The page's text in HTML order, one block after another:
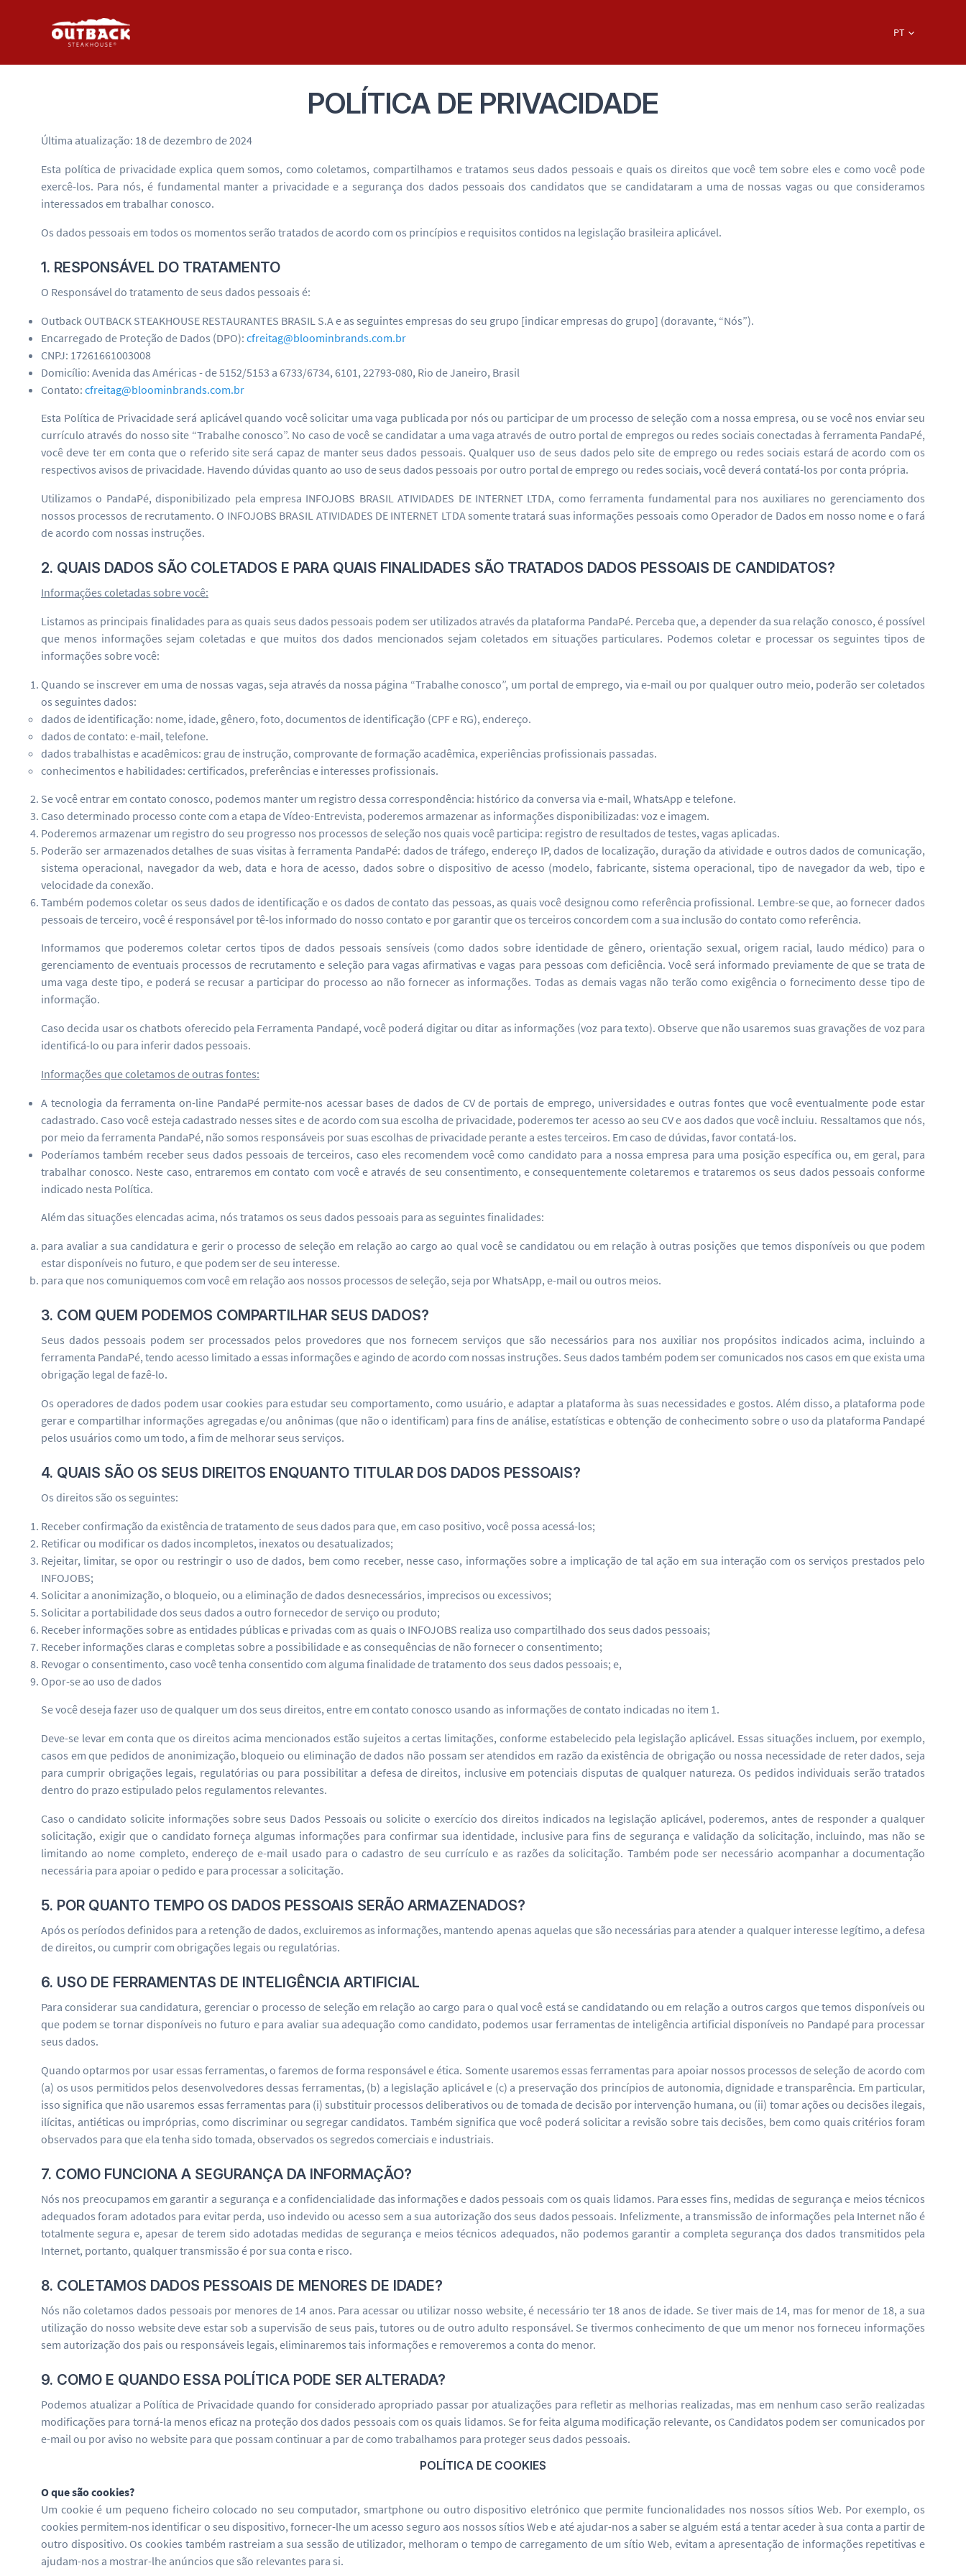
PT
POLÍTICA DE PRIVACIDADE
Última atualização: 18 de dezembro de 2024
Esta política de privacidade explica quem somos, como coletamos, compartilhamos e tratamos seus dados pessoais e quais os direitos que você tem sobre eles e como você pode
exercê-los. Para nós, é fundamental manter a privacidade e a segurança dos dados pessoais dos candidatos que se candidataram a uma de nossas vagas ou que consideramos
interessados em trabalhar conosco.
Os dados pessoais em todos os momentos serão tratados de acordo com os princípios e requisitos contidos na legislação brasileira aplicável.
1. RESPONSÁVEL DO TRATAMENTO
O Responsável do tratamento de seus dados pessoais é:
Outback OUTBACK STEAKHOUSE RESTAURANTES BRASIL S.A e as seguintes empresas do seu grupo [indicar empresas do grupo] (doravante, “Nós”).
Encarregado de Proteção de Dados (DPO): cfreitag@bloominbrands.com.br
CNPJ: 17261661003008
Domicílio: Avenida das Américas - de 5152/5153 a 6733/6734, 6101, 22793-080, Rio de Janeiro, Brasil
Contato: cfreitag@bloominbrands.com.br
Esta Política de Privacidade será aplicável quando você solicitar uma vaga publicada por nós ou participar de um processo de seleção com a nossa empresa, ou se você nos enviar seu
currículo através do nosso site “Trabalhe conosco”. No caso de você se candidatar a uma vaga através de outro portal de empregos ou redes sociais conectadas à ferramenta PandaPé,
você deve ter em conta que o referido site será capaz de manter seus dados pessoais. Qualquer uso de seus dados pelo site de emprego ou redes sociais estará de acordo com os
respectivos avisos de privacidade. Havendo dúvidas quanto ao uso de seus dados pessoais por outro portal de emprego ou redes sociais, você deverá contatá-los por conta própria.
Utilizamos o PandaPé, disponibilizado pela empresa INFOJOBS BRASIL ATIVIDADES DE INTERNET LTDA, como ferramenta fundamental para nos auxiliares no gerenciamento dos
nossos processos de recrutamento. O INFOJOBS BRASIL ATIVIDADES DE INTERNET LTDA somente tratará suas informações pessoais como Operador de Dados em nosso nome e o fará
de acordo com nossas instruções.
2. QUAIS DADOS SÃO COLETADOS E PARA QUAIS FINALIDADES SÃO TRATADOS DADOS PESSOAIS DE CANDIDATOS?
Informações coletadas sobre você:
Listamos as principais finalidades para as quais seus dados pessoais podem ser utilizados através da plataforma PandaPé. Perceba que, a depender da sua relação conosco, é possível
que menos informações sejam coletadas e que muitos dos dados mencionados sejam coletados em situações particulares. Podemos coletar e processar os seguintes tipos de
informações sobre você:
Quando se inscrever em uma de nossas vagas, seja através da nossa página “Trabalhe conosco”, um portal de emprego, via e-mail ou por qualquer outro meio, poderão ser coletados
os seguintes dados:
dados de identificação: nome, idade, gênero, foto, documentos de identificação (CPF e RG), endereço.
dados de contato: e-mail, telefone.
dados trabalhistas e acadêmicos: grau de instrução, comprovante de formação acadêmica, experiências profissionais passadas.
conhecimentos e habilidades: certificados, preferências e interesses profissionais.
Se você entrar em contato conosco, podemos manter um registro dessa correspondência: histórico da conversa via e-mail, WhatsApp e telefone.
Caso determinado processo conte com a etapa de Vídeo-Entrevista, poderemos armazenar as informações disponibilizadas: voz e imagem.
Poderemos armazenar um registro do seu progresso nos processos de seleção nos quais você participa: registro de resultados de testes, vagas aplicadas.
Poderão ser armazenados detalhes de suas visitas à ferramenta PandaPé: dados de tráfego, endereço IP, dados de localização, duração da atividade e outros dados de comunicação,
sistema operacional, navegador da web, data e hora de acesso, dados sobre o dispositivo de acesso (modelo, fabricante, sistema operacional, tipo de navegador da web, tipo e
velocidade da conexão.
Também podemos coletar os seus dados de identificação e os dados de contato das pessoas, as quais você designou como referência profissional. Lembre-se que, ao fornecer dados
pessoais de terceiro, você é responsável por tê-los informado do nosso contato e por garantir que os terceiros concordem com a sua inclusão do contato como referência.
Informamos que poderemos coletar certos tipos de dados pessoais sensíveis (como dados sobre identidade de gênero, orientação sexual, origem racial, laudo médico) para o
gerenciamento de eventuais processos de recrutamento e seleção para vagas afirmativas e vagas para pessoas com deficiência. Você será informado previamente de que se trata de
uma vaga deste tipo, e poderá se recusar a participar do processo ao não fornecer as informações. Todas as demais vagas não terão como exigência o fornecimento desse tipo de
informação.
Caso decida usar os chatbots oferecido pela Ferramenta Pandapé, você poderá digitar ou ditar as informações (voz para texto). Observe que não usaremos suas gravações de voz para
identificá-lo ou para inferir dados pessoais.
Informações que coletamos de outras fontes:
A tecnologia da ferramenta on-line PandaPé permite-nos acessar bases de dados de CV de portais de emprego, universidades e outras fontes que você eventualmente pode estar
cadastrado. Caso você esteja cadastrado nesses sites e de acordo com sua escolha de privacidade, poderemos ter acesso ao seu CV e aos dados que você incluiu. Ressaltamos que nós,
por meio da ferramenta PandaPé, não somos responsáveis por suas escolhas de privacidade perante a estes terceiros. Em caso de dúvidas, favor contatá-los.
Poderíamos também receber seus dados pessoais de terceiros, caso eles recomendem você como candidato para a nossa empresa para uma posição específica ou, em geral, para
trabalhar conosco. Neste caso, entraremos em contato com você e através de seu consentimento, e consequentemente coletaremos e trataremos os seus dados pessoais conforme
indicado nesta Política.
Além das situações elencadas acima, nós tratamos os seus dados pessoais para as seguintes finalidades:
para avaliar a sua candidatura e gerir o processo de seleção em relação ao cargo ao qual você se candidatou ou em relação à outras posições que temos disponíveis ou que podem
estar disponíveis no futuro, e que podem ser de seu interesse.
para que nos comuniquemos com você em relação aos nossos processos de seleção, seja por WhatsApp, e-mail ou outros meios.
3. COM QUEM PODEMOS COMPARTILHAR SEUS DADOS?
Seus dados pessoais podem ser processados pelos provedores que nos fornecem serviços que são necessários para nos auxiliar nos propósitos indicados acima, incluindo a
ferramenta PandaPé, tendo acesso limitado a essas informações e agindo de acordo com nossas instruções. Seus dados também podem ser comunicados nos casos em que exista uma
obrigação legal de fazê-lo.
Os operadores de dados podem usar cookies para estudar seu comportamento, como usuário, e adaptar a plataforma às suas necessidades e gostos. Além disso, a plataforma pode
gerar e compartilhar informações agregadas e/ou anônimas (que não o identificam) para fins de análise, estatísticas e obtenção de conhecimento sobre o uso da plataforma Pandapé
pelos usuários como um todo, a fim de melhorar seus serviços.
4. QUAIS SÃO OS SEUS DIREITOS ENQUANTO TITULAR DOS DADOS PESSOAIS?
Os direitos são os seguintes:
Receber confirmação da existência de tratamento de seus dados para que, em caso positivo, você possa acessá-los;
Retificar ou modificar os dados incompletos, inexatos ou desatualizados;
Rejeitar, limitar, se opor ou restringir o uso de dados, bem como receber, nesse caso, informações sobre a implicação de tal ação em sua interação com os serviços prestados pelo
INFOJOBS;
Solicitar a anonimização, o bloqueio, ou a eliminação de dados desnecessários, imprecisos ou excessivos;
Solicitar a portabilidade dos seus dados a outro fornecedor de serviço ou produto;
Receber informações sobre as entidades públicas e privadas com as quais o INFOJOBS realiza uso compartilhado dos seus dados pessoais;
Receber informações claras e completas sobre a possibilidade e as consequências de não fornecer o consentimento;
Revogar o consentimento, caso você tenha consentido com alguma finalidade de tratamento dos seus dados pessoais; e,
Opor-se ao uso de dados
Se você deseja fazer uso de qualquer um dos seus direitos, entre em contato conosco usando as informações de contato indicadas no item 1.
Deve-se levar em conta que os direitos acima mencionados estão sujeitos a certas limitações, conforme estabelecido pela legislação aplicável. Essas situações incluem, por exemplo,
casos em que pedidos de anonimização, bloqueio ou eliminação de dados não possam ser atendidos em razão da existência de obrigação ou nossa necessidade de reter dados, seja
para cumprir obrigações legais, regulatórias ou para possibilitar a defesa de direitos, inclusive em potenciais disputas de qualquer natureza. Os pedidos individuais serão tratados
dentro do prazo estipulado pelos regulamentos relevantes.
Caso o candidato solicite informações sobre seus Dados Pessoais ou solicite o exercício dos direitos indicados na legislação aplicável, poderemos, antes de responder a qualquer
solicitação, exigir que o candidato forneça algumas informações para confirmar sua identidade, inclusive para fins de segurança e validação da solicitação, incluindo, mas não se
limitando ao nome completo, endereço de e-mail usado para o cadastro de seu currículo e as razões da solicitação. Também pode ser necessário acompanhar a documentação
necessária para apoiar o pedido e para processar a solicitação.
5. POR QUANTO TEMPO OS DADOS PESSOAIS SERÃO ARMAZENADOS?
Após os períodos definidos para a retenção de dados, excluiremos as informações, mantendo apenas aquelas que são necessárias para atender a qualquer interesse legítimo, a defesa
de direitos, ou cumprir com obrigações legais ou regulatórias.
6. USO DE FERRAMENTAS DE INTELIGÊNCIA ARTIFICIAL
Para considerar sua candidatura, gerenciar o processo de seleção em relação ao cargo para o qual você está se candidatando ou em relação a outros cargos que temos disponíveis ou
que podem se tornar disponíveis no futuro e para avaliar sua adequação como candidato, podemos usar ferramentas de inteligência artificial disponíveis no Pandapé para processar
seus dados.
Quando optarmos por usar essas ferramentas, o faremos de forma responsável e ética. Somente usaremos essas ferramentas para apoiar nossos processos de seleção de acordo com
(a) os usos permitidos pelos desenvolvedores dessas ferramentas, (b) a legislação aplicável e (c) a preservação dos princípios de autonomia, dignidade e transparência. Em particular,
isso significa que não usaremos essas ferramentas para (i) substituir processos deliberativos ou de tomada de decisão por intervenção humana, ou (ii) tomar ações ou decisões ilegais,
ilícitas, antiéticas ou impróprias, como discriminar ou segregar candidatos. Também significa que você poderá solicitar a revisão sobre tais decisões, bem como quais critérios foram
observados para que ela tenha sido tomada, observados os segredos comerciais e industriais.
7. COMO FUNCIONA A SEGURANÇA DA INFORMAÇÃO?
Nós nos preocupamos em garantir a segurança e a confidencialidade das informações e dados pessoais com os quais lidamos. Para esses fins, medidas de segurança e meios técnicos
adequados foram adotados para evitar perda, uso indevido ou acesso sem a sua autorização dos seus dados pessoais. Infelizmente, a transmissão de informações pela Internet não é
totalmente segura e, apesar de terem sido adotadas medidas de segurança e meios técnicos adequados, não podemos garantir a completa segurança dos dados transmitidos pela
Internet, portanto, qualquer transmissão é por sua conta e risco.
8. COLETAMOS DADOS PESSOAIS DE MENORES DE IDADE?
Nós não coletamos dados pessoais por menores de 14 anos. Para acessar ou utilizar nosso website, é necessário ter 18 anos de idade. Se tiver mais de 14, mas for menor de 18, a sua
utilização do nosso website deve estar sob a supervisão de seus pais, tutores ou de outro adulto responsável. Se tivermos conhecimento de que um menor nos forneceu informações
sem autorização dos pais ou responsáveis legais, eliminaremos tais informações e removeremos a conta do menor.
9. COMO E QUANDO ESSA POLÍTICA PODE SER ALTERADA?
Podemos atualizar a Política de Privacidade quando for considerado apropriado passar por atualizações para refletir as melhorias realizadas, mas em nenhum caso serão realizadas
modificações para torná-la menos eficaz na proteção dos dados pessoais com os quais lidamos. Se for feita alguma modificação relevante, os Candidatos podem ser comunicados por
e-mail ou por aviso no website para que possam continuar a par de como trabalhamos para proteger seus dados pessoais.
POLÍTICA DE COOKIES
O que são cookies?
Um cookie é um pequeno ficheiro colocado no seu computador, smartphone ou outro dispositivo eletrónico que permite funcionalidades nos nossos sítios Web. Por exemplo, os
cookies permitem-nos identificar o seu dispositivo, fornecer-lhe um acesso seguro aos nossos sítios Web e até ajudar-nos a saber se alguém está a tentar aceder à sua conta a partir de
outro dispositivo. Os cookies também rastreiam a sua sessão de utilizador, melhoram o tempo de carregamento de um sítio Web, evitam a apresentação de informações repetitivas e
ajudam-nos a mostrar-lhe anúncios que são relevantes para si.